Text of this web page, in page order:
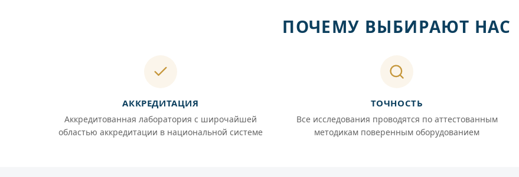
ПОЧЕМУ ВЫБИРАЮТ НАС
АККРЕДИТАЦИЯ
Аккредитованная лаборатория с широчайшей
областью аккредитации в национальной системе
ТОЧНОСТЬ
Все исследования проводятся по аттестованным
методикам поверенным оборудованием